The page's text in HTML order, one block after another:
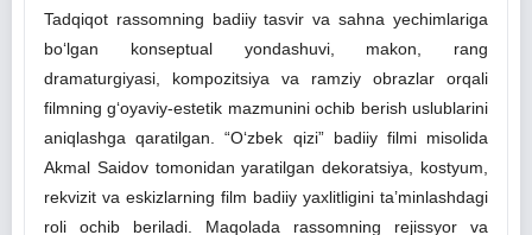
Tadqiqot rassomning badiiy tasvir va sahna yechimlariga
bo‘lgan konseptual yondashuvi, makon, rang
dramaturgiyasi, kompozitsiya va ramziy obrazlar orqali
filmning g‘oyaviy-estetik mazmunini ochib berish uslublarini
aniqlashga qaratilgan. “O‘zbek qizi” badiiy filmi misolida
Akmal Saidov tomonidan yaratilgan dekoratsiya, kostyum,
rekvizit va eskizlarning film badiiy yaxlitligini ta’minlashdagi
roli ochib beriladi. Maqolada rassomning rejissyor va